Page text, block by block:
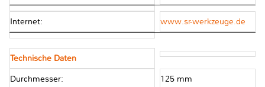
Internet: www.sr-werkzeuge.de
Technische Daten
Durchmesser: 125 mm